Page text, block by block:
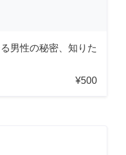
男性の秘密、知りた
¥500